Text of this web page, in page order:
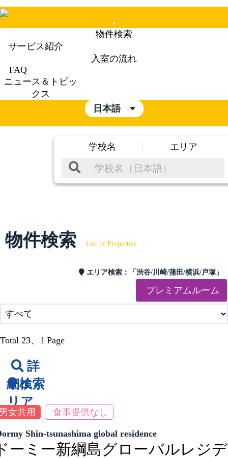
Mobile
Menu
物件検索
サービス紹介
入室の流れ
FAQ
ニュース＆トピッ
クス
日本語
学校名 エリア
物件検索 List of Properties
エリア検索： 「渋谷/川崎/蒲田/横浜/戸塚」
プレミアムルーム
Total 23、1 Page
詳
細検索
エ
リア
女共用 食事提供なし
Shin-tsunashima global residence
ーミー新綱島グローバルレジデ